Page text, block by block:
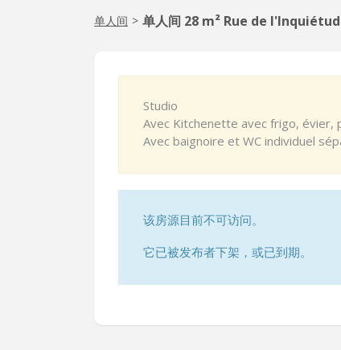
单人间 > 单人间 28 m² Rue de
Studio
Avec Kitchenette avec frigo, évier,
Avec baignoire et WC individuel
该房源目前不可访问。
它已被发布者下架，或已到期。